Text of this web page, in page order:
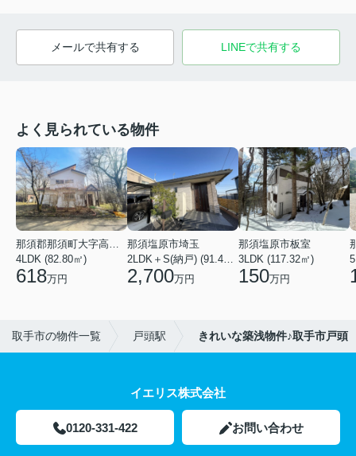
メールで共有する LINEで共有する
よく見られている物件
那須郡那須町大字高久乙
4LDK (82.80㎡)
618万円
那須塩原市埼玉
2LDK＋S(納戸) (91.44㎡)
2,700万円
那須塩原市板室
3LDK (117.32㎡)
150万円
取手市の物件一覧 戸頭駅 きれいな築浅物件♪取手市戸頭
イエリス株式会社
0120-331-422 お問い合わせ